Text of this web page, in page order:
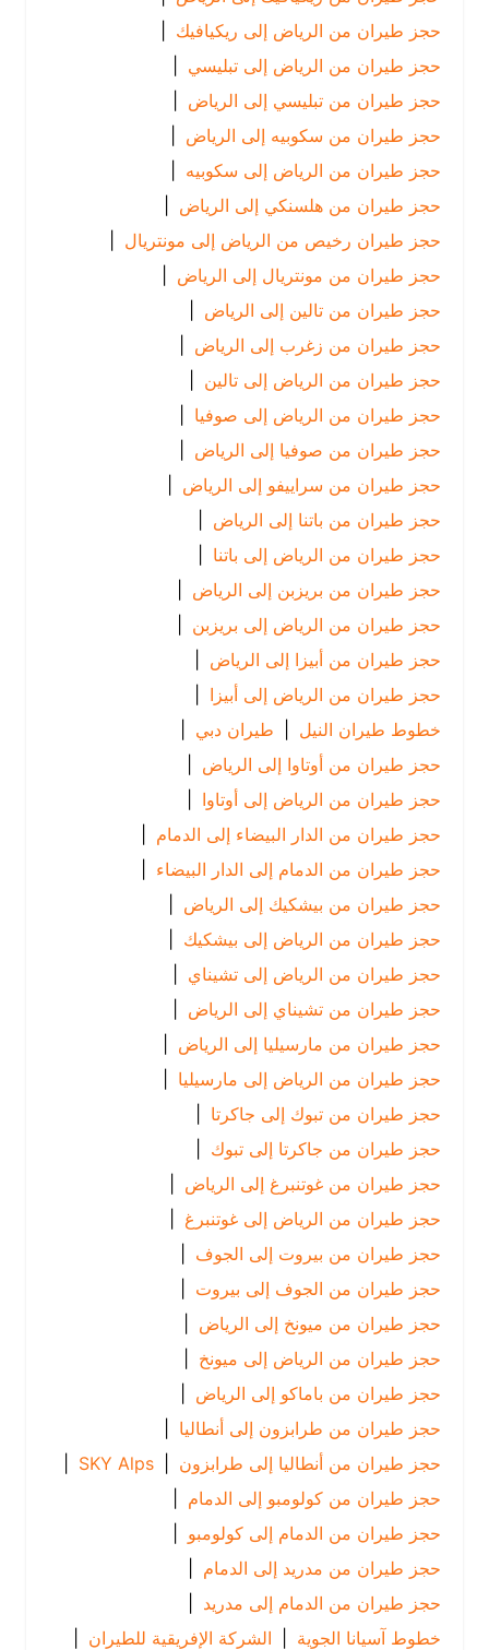
حجز طيران من الرياض إلى ريكيافيك |
حجز طيران من الرياض إلى تبليسي |
حجز طيران من تبليسي إلى الرياض
|
حجز طيران من سكوبيه إلى الرياض
|
حجز طيران من الرياض إلى سكوبيه |
حجز طيران من هلسنكي إلى الرياض
|
حجز طيران رخيص من الرياض إلى مونتريال |
حجز طيران من مونتريال إلى الرياض
|
حجز طيران من تالين إلى الرياض
|
حجز طيران من زغرب إلى الرياض
|
حجز طيران من الرياض إلى تالين
|
حجز طيران من الرياض إلى صوفيا
|
حجز طيران من صوفيا إلى الرياض
|
حجز طيران من سراييفو إلى الرياض
|
حجز طيران من باتنا إلى الرياض
|
حجز طيران من الرياض إلى باتنا |
حجز طيران من بريزبن إلى الرياض
|
حجز طيران من الرياض إلى بريزبن |
حجز طيران من أبيزا إلى الرياض
|
حجز طيران من الرياض إلى أبيزا
خطوط طيران النيل | طيران دبي |
حجز طيران من أوتاوا إلى الرياض
|
حجز طيران من الرياض إلى أوتاوا |
حجز طيران من الدار البيضاء إلى الدمام
|
حجز طيران من الدمام إلى الدار البيضاء |
حجز طيران من بيشكيك إلى الرياض
|
حجز طيران من الرياض إلى بيشكيك |
حجز طيران من الرياض إلى تشيناي |
حجز طيران من تشيناي إلى الرياض
|
حجز طيران من مارسيليا إلى الرياض
|
حجز طيران من الرياض إلى مارسيليا |
حجز طيران من تبوك إلى جاكرتا
|
حجز طيران من جاكرتا إلى تبوك
|
حجز طيران من غوتنبرغ إلى الرياض
|
حجز طيران من الرياض إلى غوتنبرغ |
حجز طيران من بيروت إلى الجوف |
حجز طيران من الجوف إلى بيروت
|
حجز طيران من ميونخ إلى الرياض
|
حجز طيران من الرياض إلى ميونخ |
حجز طيران من باماكو إلى الرياض
|
حجز طيران من طرابزون إلى أنطاليا
|
حجز طيران من أنطاليا إلى طرابزون |
SKY Alps
|
حجز طيران من كولومبو إلى الدمام
|
حجز طيران من الدمام إلى كولومبو |
حجز طيران من مدريد إلى الدمام
|
حجز طيران من الدمام إلى مدريد |
خطوط آسيانا الجوية
| الشركة الإفريقية للطيران |